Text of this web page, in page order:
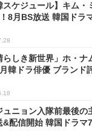
スケジュール】キム
8月BS放送 韓国ドラ
らしき新世界」ホ・
韓ドラ俳優 ブランド
ュニョン入隊前最後の
&配信開始 韓国ドラマ